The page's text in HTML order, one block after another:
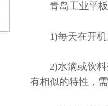
青岛工业平板
1)每天在开机
2)水滴或饮料
有相似的特性，